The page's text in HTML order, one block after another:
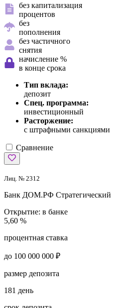
без капитализация
процентов
без
пополнения
без частичного
снятия
начисление %
в конце срока
Тип вклада:
депозит
Спец. программа:
инвестиционный
Расторжение:
с штрафными санкциями
Сравнение
Лиц. № 2312
Банк ДОМ.РФ Стратегический
Открытие: в банке
5,60 %
процентная ставка
до 100 000 000 ₽
размер депозита
181 день